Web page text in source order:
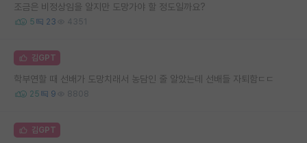
조금은 비정상임을 알지만 도망가야 할 정도일까요?
5 23 4351
김GPT
학부연할 때 선배가 도망치래서 농담인 줄 알았는데 선배들 자퇴함ㄷㄷ
25 9 8808
김GPT